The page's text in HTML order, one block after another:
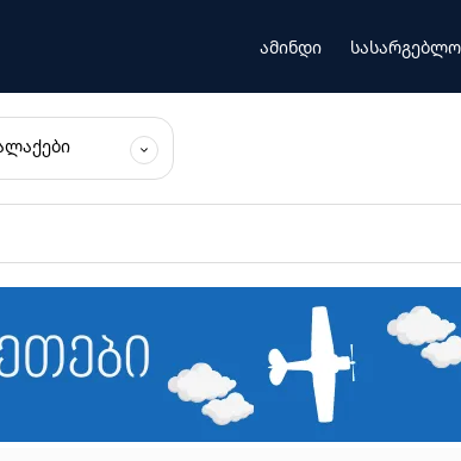
ამინდი